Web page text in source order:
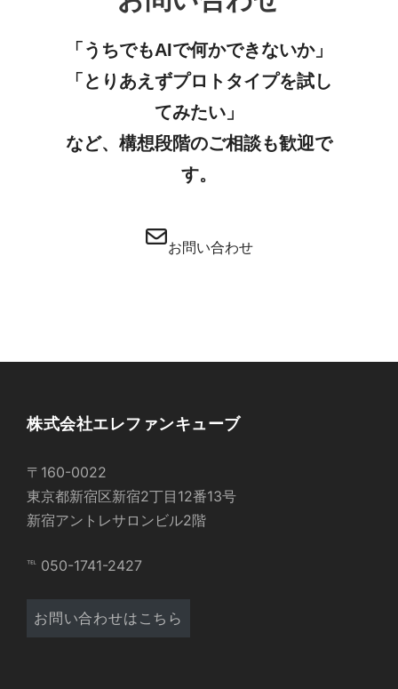
「うちでもAIで何かできないか」
「とりあえずプロトタイプを試し
てみたい」
など、構想段階のご相談も歓迎で
す。
お問い合わせ
ク
株式会社エレファンキューブ
〒160-0022
東京都新宿区新宿2丁目12番13号
新宿アントレサロンビル2階
℡ 050-1741-2427
お問い合わせはこちら